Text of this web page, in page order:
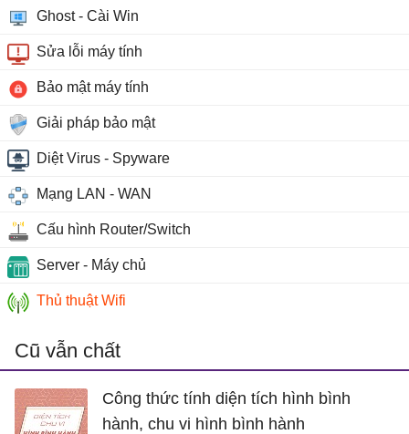
Ghost - Cài Win
Sửa lỗi máy tính
Bảo mật máy tính
Giải pháp bảo mật
Diệt Virus - Spyware
Mạng LAN - WAN
Cấu hình Router/Switch
Server - Máy chủ
Thủ thuật Wifi
Cũ vẫn chất
Công thức tính diện tích hình bình
hành, chu vi hình bình hành